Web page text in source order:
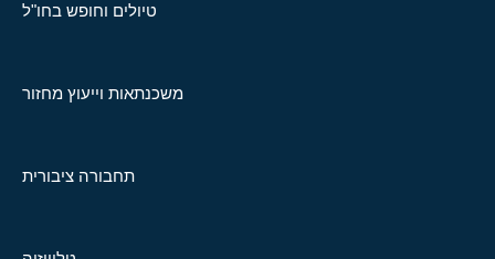
טיולים וחופש בחו"ל
משכנתאות וייעוץ מחזור
תחבורה ציבורית